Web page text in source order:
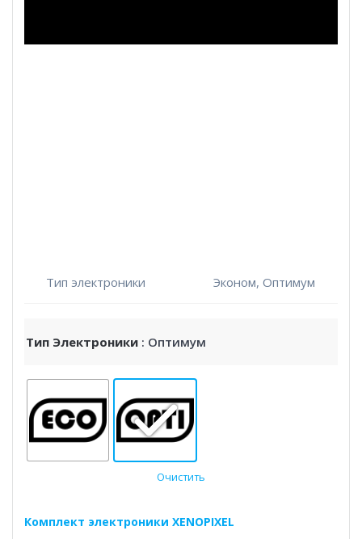
Тип электроники Эконом, Оптимум
Тип Электроники : Оптимум
Очистить
Комплект электроники XENOPIXEL